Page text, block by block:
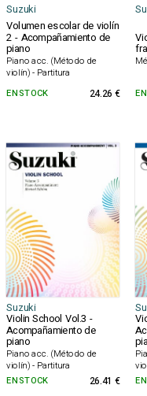
Suzuki
Volumen escolar de violín
2 - Acompañamiento de
piano
Piano acc. (Método de
violín) - Partitura
EN STOCK 24.26 €
Suzuki
Violin School Vol.3 -
Acompañamiento de
piano
Piano acc. (Método de
violín) - Partitura
EN STOCK 26.41 €